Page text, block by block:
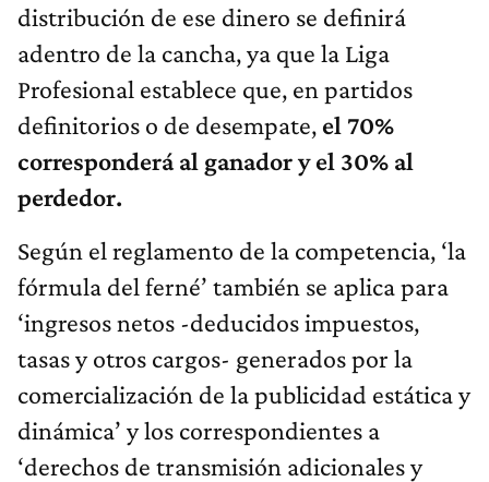
distribución de ese dinero se definirá
adentro de la cancha, ya que la Liga
Profesional establece que, en partidos
definitorios o de desempate, el 70%
corresponderá al ganador y el 30% al
perdedor.
Según el reglamento de la competencia, ‘la
fórmula del ferné’ también se aplica para
‘ingresos netos -deducidos impuestos,
tasas y otros cargos- generados por la
comercialización de la publicidad estática y
dinámica’ y los correspondientes a
‘derechos de transmisión adicionales y